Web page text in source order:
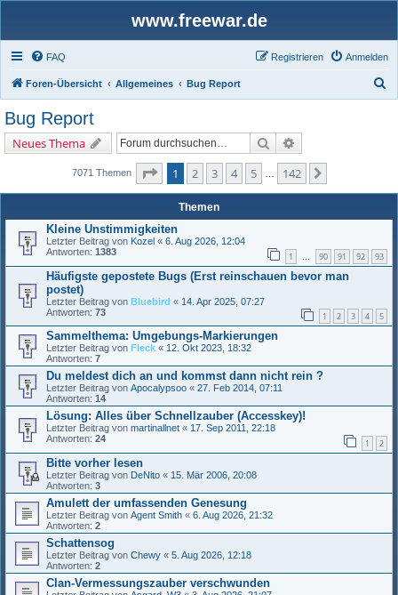
www.freewar.de
FAQ Anmelden
Registrieren
Foren-Übersicht Allgemeines Bug Report
Bug Report
Neues Thema Suche
7071 Themen Seite von 142
1 2 3 4 5 142
Themen
Kleine Unstimmigkeiten
Letzter Beitrag von Kozel « 6. Aug 2026, 12:04
Antworten: 1383 1 … 90 91 92 93
Häufigste gepostete Bugs (Erst reinschauen bevor man
postet)
Letzter Beitrag von Bluebird « 14. Apr 2025, 07:27
Antworten: 73 1 2 3 4 5
Sammelthema: Umgebungs-Markierungen
Letzter Beitrag von Fleck « 12. Okt 2023, 18:32
Antworten: 7
Du meldest dich an und kommst dann nicht rein ?
Letzter Beitrag von Apocalypsoo « 27. Feb 2014, 07:11
Antworten: 14
Lösung: Alles über Schnellzauber (Accesskey)!
Letzter Beitrag von martinallnet « 17. Sep 2011, 22:18
Antworten: 24 1 2
Bitte vorher lesen
Letzter Beitrag von DeNito « 15. Mär 2006, 20:08
Antworten: 3
Amulett der umfassenden Genesung
Letzter Beitrag von Agent Smith « 6. Aug 2026, 21:32
Antworten: 2
Schattensog
Letzter Beitrag von Chewy « 5. Aug 2026, 12:18
Antworten: 2
Clan-Vermessungszauber verschwunden